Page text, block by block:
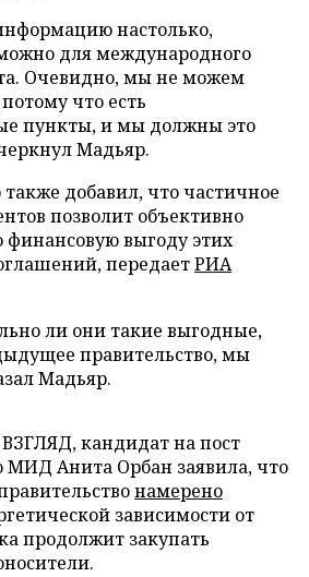
настолько,
для международного
Очевидно, мы не можем
что есть
пункты, и мы должны это
Мадьяр.
добавил, что частичное
позволит объективно
финансовую выгоду этих
передаетРИА
ли они такие выгодные,
правительство, мы
Мадьяр.
ВЗГЛЯД, кандидат на пост
МИД Анита Орбан заявила, что
намерено
зависимости от
продолжит закупать